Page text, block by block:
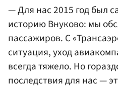
— Для нас 2015 год был
историю Внуково: мы
пассажиров. С
ситуация, уход
всегда тяжело. Но
последствия для нас —